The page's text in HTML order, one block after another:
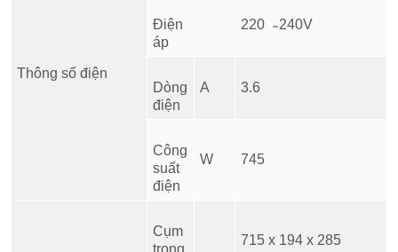
Thông số điện
Điện
áp
220 ̴ 240V
Dòng
điện
A 3.6
Công
suất
điện
W 745
Cụm
trong
715 x 194 x 285